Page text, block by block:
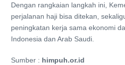
Dengan rangkaian langkah ini,
perjalanan haji bisa ditekan,
peningkatan kerja sama ekonomi
Indonesia dan Arab Saudi.
Sumber : himpuh.or.id